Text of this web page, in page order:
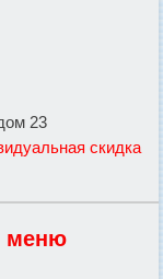
23
скидка
меню